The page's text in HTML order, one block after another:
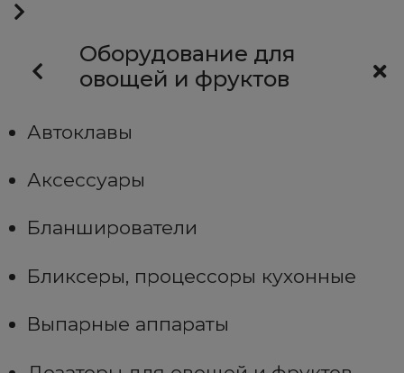
Оборудование для
овощей и фруктов
Автоклавы
Аксессуары
Бланширователи
Бликсеры, процессоры кухонные
Выпарные аппараты